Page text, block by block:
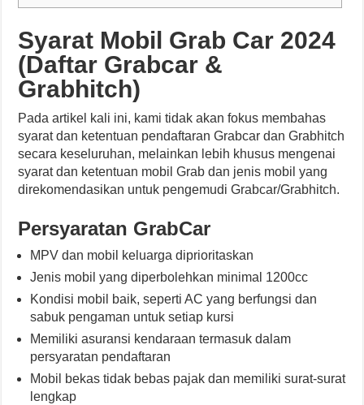
Syarat Mobil Grab Car 2024
(Daftar Grabcar &
Grabhitch)
Pada artikel kali ini, kami tidak akan fokus membahas
syarat dan ketentuan pendaftaran Grabcar dan Grabhitch
secara keseluruhan, melainkan lebih khusus mengenai
syarat dan ketentuan mobil Grab dan jenis mobil yang
direkomendasikan untuk pengemudi Grabcar/Grabhitch.
Persyaratan GrabCar
MPV dan mobil keluarga diprioritaskan
Jenis mobil yang diperbolehkan minimal 1200cc
Kondisi mobil baik, seperti AC yang berfungsi dan
sabuk pengaman untuk setiap kursi
Memiliki asuransi kendaraan termasuk dalam
persyaratan pendaftaran
Mobil bekas tidak bebas pajak dan memiliki surat-surat
lengkap